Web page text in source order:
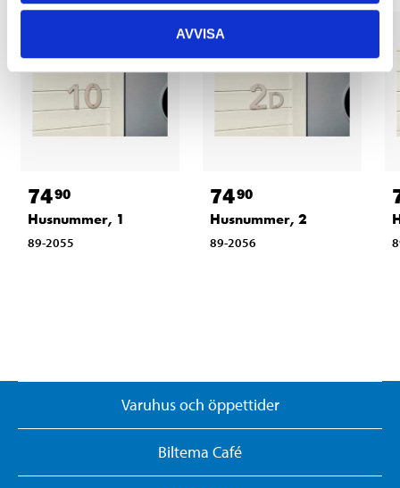
AVVISA
7490
Husnummer, 1
89-2055
7490
Husnummer, 2
89-2056
Varuhus och öppettider
Biltema Café